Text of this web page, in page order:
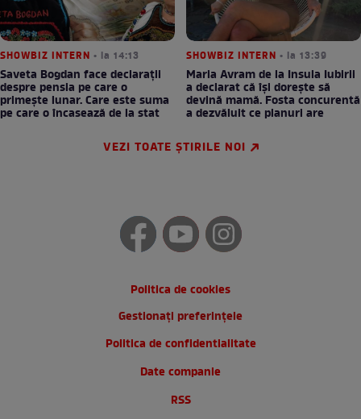
SHOWBIZ INTERN • la 14:13
Saveta Bogdan face declarații
despre pensia pe care o
primește lunar. Care este suma
pe care o încasează de la stat
SHOWBIZ INTERN • la 13:39
Maria Avram de la Insula Iubirii
a declarat că își dorește să
devină mamă. Fosta concurentă
a dezvăluit ce planuri are
VEZI TOATE ȘTIRILE NOI
Politica de cookies
Gestionați preferințele
Politica de confidentialitate
Date companie
RSS